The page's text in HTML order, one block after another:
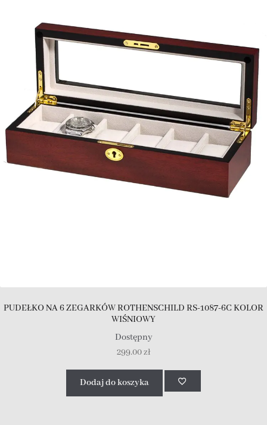
PUDEŁKO NA 6 ZEGARKÓW ROTHENSCHILD RS-1087-6C KOLOR
WIŚNIOWY
Dostępny
299.00zł
Dodaj do koszyka